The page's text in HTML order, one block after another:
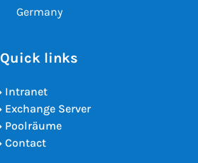
Germany
Quick links
Intranet
Exchange Server
Poolräume
Contact